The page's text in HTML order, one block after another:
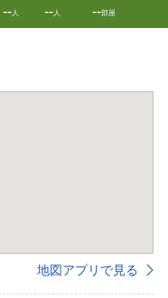
--人 --人 --部屋
地図アプリで見る